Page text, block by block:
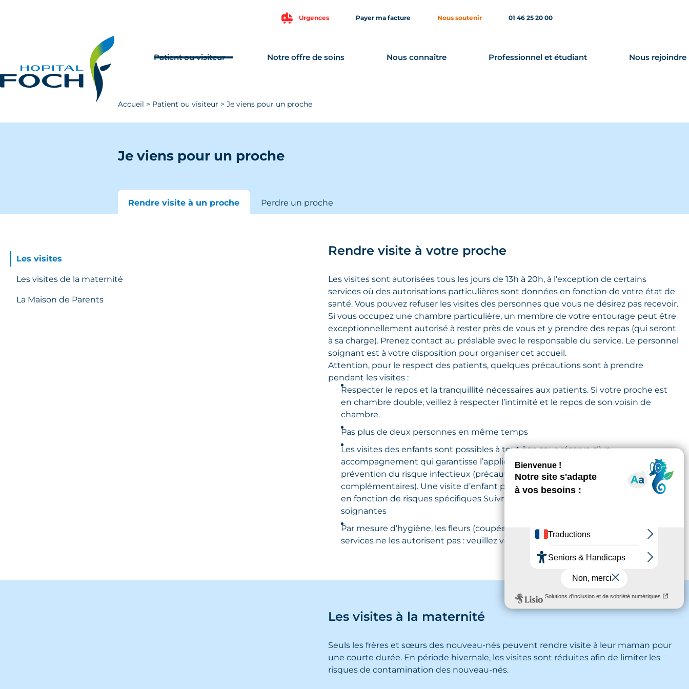
Urgences Payer ma facture Nous soutenir 01 46 25 20 00
Patient ou visiteur Notre offre de soins Nous connaître Professionnel et étudiant Nous rejoindre
Accueil > Patient ou visiteur > Je viens pour un proche
Je viens pour un proche
Rendre visite à un proche Perdre un proche
Les visites
Les visites de la maternité
La Maison de Parents
Rendre visite à votre proche
Les visites sont autorisées tous les jours de 13h à 20h, à l’exception de certains
services où des autorisations particulières sont données en fonction de votre état de
santé. Vous pouvez refuser les visites des personnes que vous ne désirez pas recevoir.
Si vous occupez une chambre particulière, un membre de votre entourage peut être
exceptionnellement autorisé à rester près de vous et y prendre des repas (qui seront
à sa charge). Prenez contact au préalable avec le responsable du service. Le personnel
soignant est à votre disposition pour organiser cet accueil.
Attention, pour le respect des patients, quelques précautions sont à prendre
pendant les visites :
Respecter le repos et la tranquillité nécessaires aux patients. Si votre proche est
en chambre double, veillez à respecter l’intimité et le repos de son voisin de
chambre.
Pas plus de deux personnes en même temps
Les visites des enfants sont possibles à tout âge sous réserve d’un
accompagnement qui garantisse l’application des précautions nécessaires à la
prévention du risque infectieux (précautions standard et précautions
complémentaires). Une visite d’enfant peut ne pas être autorisée au cas par cas
en fonction de risques spécifiques Suivre les recommandations des équipes
soignantes
Par mesure d’hygiène, les fleurs (coupées ou en pot) sont à éviter. Certains
services ne les autorisent pas : veuillez vous informer auprès des services.
Les visites à la maternité
Seuls les frères et sœurs des nouveau-nés peuvent rendre visite à leur maman pour
une courte durée. En période hivernale, les visites sont réduites afin de limiter les
risques de contamination des nouveau-nés.